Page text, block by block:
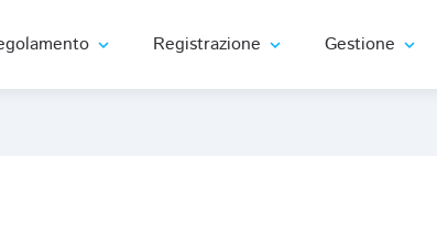
expand_more Registrazione expand_more Gestione expand_more